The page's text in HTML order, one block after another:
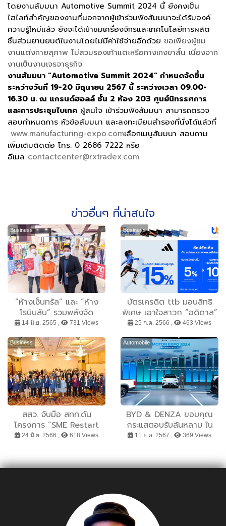
โดยงานสัมมนา Automotive Summit 2024 นี้ ยังคงเป็น
ไฮไลท์สำคัญของงานที่นอกจากผู้เข้าร่วมฟังสัมมนาจะได้รับองค์
ความรู้ใหม่แล้ว ยังจะได้เข้าชมเครื่องจักรและเทคโนโลยีการผลิต
ชิ้นส่วนยานยนต์ในงานโดยไม่มีค่าใช้จ่ายอีกด้วย ขอเพียงผู้ชม
งานแต่งกายสุภาพ ไม่สวมรองเท้าแตะหรือกางเกงขาสั้น เนื่องจาก
งานเป็นงานเจรจาธุรกิจ
งานสัมมนา “Automotive Summit 2024” กำหนดจัดขึ้น
ระหว่างวันที่ 19-20 มิถุนายน 2567 นี้ ระหว่างเวลา 09.00-
16.30 น. ณ แกรนด์ฮอลล์ ชั้น 2 ห้อง 203 ศูนย์นิทรรศการ
และการประชุมไบเทค ผู้สนใจ เข้าร่วมฟังสัมมนา สามารถตรวจ
สอบกำหนดการ หัวข้อสัมมนา และลงทะเบียนสำรองที่นั่งได้แล้วที่
www.manufacturing-expo.comเลือกเมนูสัมมนา สอบถาม
เพิ่มเติมติดต่อ โทร. 0 2686 7222 หรือ
อีเมล contactcenter@rxtradex.com
ข่าวอื่นๆ ที่น่าสนใจ
Business
“ห้างเซ็นทรัล” และ “ห้าง
โรบินสัน” รวมพลังจัด
มหกรรมเซลครั้งยิ่งใหญ่
“CENTRAL / ROBINSON
END OF SEASON SALE”
ชวนนักช้อปฉลองเปิดประเทศ
อัดแน่นสเปเชียลดีลสุดคุ้ม
ลดสูงสุด 70%
14 มิ.ย. 2565 , 731 Views
Business
บัตรเครดิต ttb มอบสิทธิ
พิเศษ เอาใจสาวก “อดิดาส”
รับเครดิตเงินคืนรวมสูงสุด
15%
25 ก.ค. 2566 , 463 Views
Business
สสว. จับมือ สทท.ดัน
โครงการ “SME Restart
2566”
24 มิ.ย. 2566 , 618 Views
Automobile
BYD & DENZA ขอบคุณ
กระแสตอบรับล้นหลาม ใน
งานมหกรรมยานยนต์ครั้งที่
BYD SEALION 7
11 ธ.ค. 2567 , 369 Views